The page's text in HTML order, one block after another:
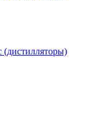
(дистилляторы)